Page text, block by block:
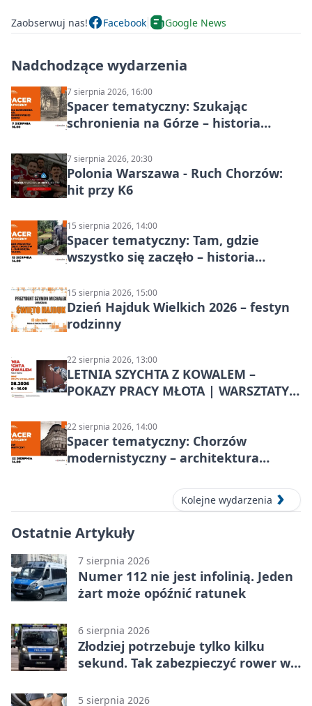
Zaobserwuj nas! Facebook Google News
Nadchodzące wydarzenia
7 sierpnia 2026, 16:00
Spacer tematyczny: Szukając
schronienia na Górze – historia
7 sierpnia 2026, 20:30
Polonia Warszawa - Ruch Chorzów:
hit przy K6
15 sierpnia 2026, 14:00
Spacer tematyczny: Tam, gdzie
wszystko się zaczęło – historia
15 sierpnia 2026, 15:00
Dzień Hajduk Wielkich 2026 – festyn
rodzinny
22 sierpnia 2026, 13:00
LETNIA SZYCHTA Z KOWALEM –
POKAZY PRACY MŁOTA | WARSZTATY
22 sierpnia 2026, 14:00
Spacer tematyczny: Chorzów
modernistyczny – architektura
Kolejne wydarzenia
Ostatnie Artykuły
7 sierpnia 2026
Numer 112 nie jest infolinią. Jeden
żart może opóźnić ratunek
6 sierpnia 2026
Złodziej potrzebuje tylko kilku
sekund. Tak zabezpieczyć rower w
5 sierpnia 2026